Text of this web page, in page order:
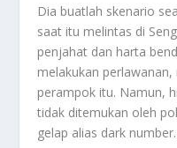
Dia buatlah skenario
saat itu melintas di
penjahat dan harta
melakukan
perampok itu. Namun,
tidak ditemukan oleh
gelap alias dark number.